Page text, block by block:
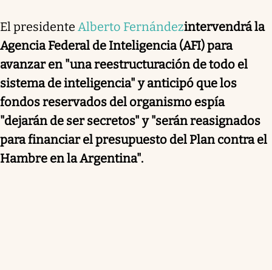
El presidente Alberto Fernándezintervendrá la
Agencia Federal de Inteligencia (AFI) para
avanzar en "una reestructuración de todo el
sistema de inteligencia" y anticipó que los
fondos reservados del organismo espía
"dejarán de ser secretos" y "serán reasignados
para financiar el presupuesto del Plan contra el
Hambre en la Argentina".